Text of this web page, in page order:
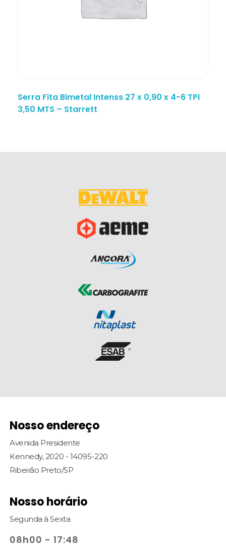
Serra Fita Bimetal Intenss 27 x 0,90 x 4-6 TPI
3,50 MTS – Starrett
Nosso endereço
Avenida Presidente
Kennedy, 2020 - 14095-220
Ribeirão Preto/SP
Nosso horário
Segunda à Sexta
08h00 - 17:48